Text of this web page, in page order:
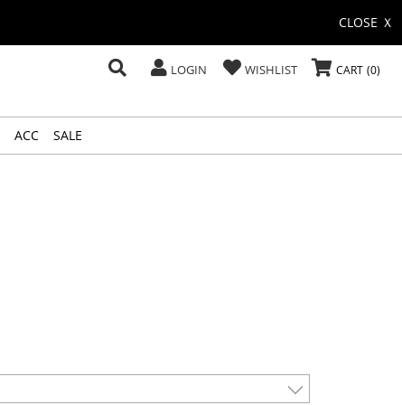
CLOSE Ｘ
CART 0
WISHLIST
LOGIN
ACC SALE